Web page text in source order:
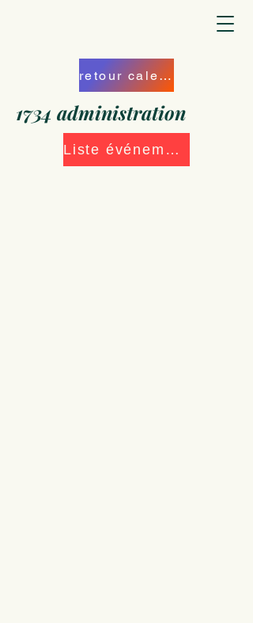
retour calendrier
1734 administration
Liste événements